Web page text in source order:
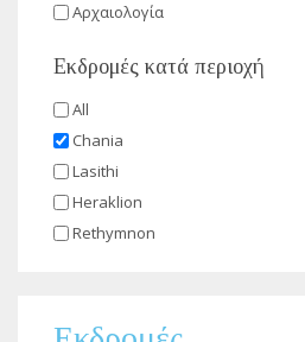
Αρχαιολογία
Εκδρομές κατά περιοχή
All
Chania
Lasithi
Heraklion
Rethymnon